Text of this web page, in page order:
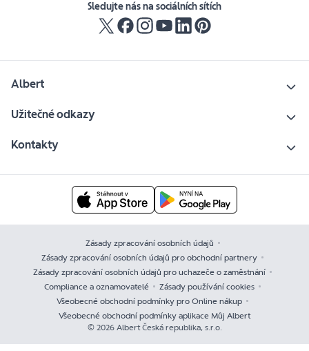
Sledujte nás na sociálních sítích
Albert
Užitečné odkazy
Kontakty
Zásady zpracování osobních údajů
Zásady zpracování osobních údajů pro obchodní partnery
Zásady zpracování osobních údajů pro uchazeče o zaměstnání
Compliance a oznamovatelé
Zásady používání cookies
Všeobecné obchodní podmínky pro Online nákup
Všeobecné obchodní podmínky aplikace Můj Albert
© 2026 Albert Česká republika, s.r.o.